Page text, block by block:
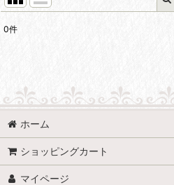
0件
ホーム
ショッピングカート
マイページ